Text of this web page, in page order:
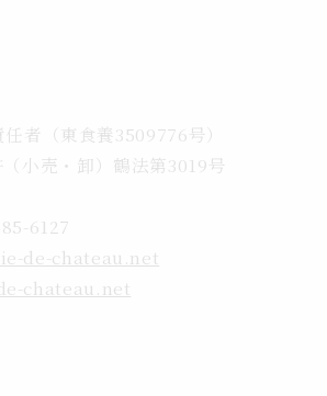
者（東食養3509776号）
小売・卸）鶴法第3019号
6127
de-chateau.net
chateau.net